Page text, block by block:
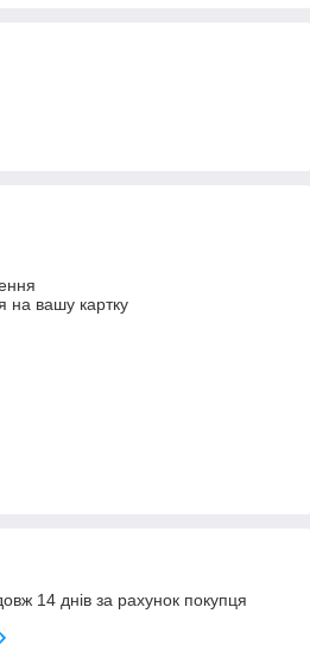
на вашу картку
14 днів за рахунок покупця